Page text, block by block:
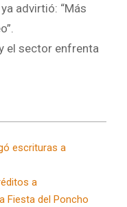
advirtió: “Más
el sector enfrenta
escrituras a
a
Fiesta del Poncho